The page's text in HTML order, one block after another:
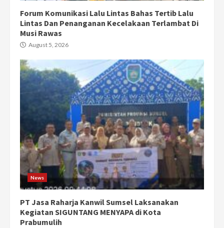
Forum Komunikasi Lalu Lintas Bahas Tertib Lalu
Lintas Dan Penanganan Kecelakaan Terlambat Di
Musi Rawas
August 5, 2026
News
PT Jasa Raharja Kanwil Sumsel Laksanakan
Kegiatan SIGUNTANG MENYAPA di Kota
Prabumulih